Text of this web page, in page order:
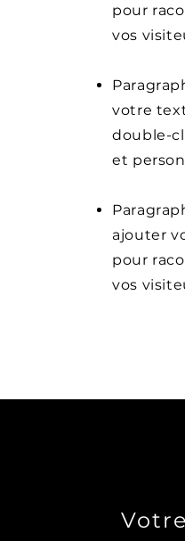
pour
vos
votre
double-
et
ajouter
pour
vos